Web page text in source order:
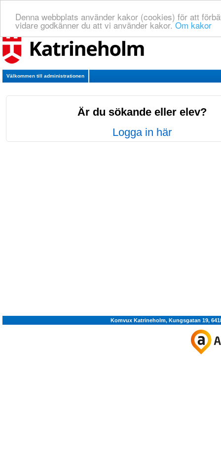
Denna webbplats använder kakor (cookies) för att
vidare godkänner du att vi använder kakor.Om kakor
Välkommen till administrationen
Är du sökande eller elev?
Logga in här
Komvux Katrineholm, Kungsgatan 19,